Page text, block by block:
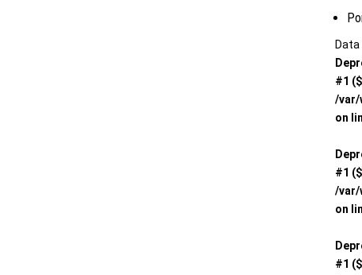
Data
#1
/var/
on
#1
/var/
on
#1